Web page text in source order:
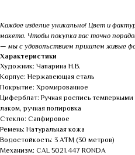
Каждое изделие уникально! Цвет и
макета. Чтобы покупка вас точно
— мы с удовольствием пришлем живые
Характеристики
Художник: Чапарина Н.В.
Корпус: Нержавеющая сталь
Покрытие: Хромированное
Циферблат: Ручная роспись
лаком, ручная полировка
Стекло: Сапфировое
Ремень: Натуральная кожа
Водостойкость: 3 АТМ (30 метров)
Механизм: CAL 5021.447 RONDA